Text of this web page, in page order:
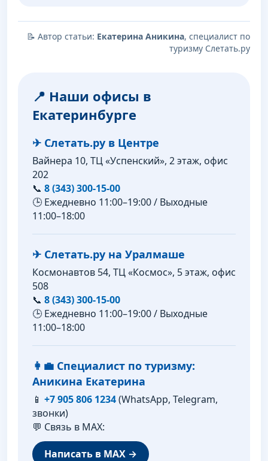
📝 Автор статьи: Екатерина Аникина, специалист по
туризму Слетать.ру
📍 Наши офисы в
Екатеринбурге
✈ Слетать.ру в Центре
Вайнера 10, ТЦ «Успенский», 2 этаж, офис
202
📞 8 (343) 300-15-00
🕒 Ежедневно 11:00–19:00 / Выходные
11:00–18:00
✈ Слетать.ру на Уралмаше
Космонавтов 54, ТЦ «Космос», 5 этаж, офис
508
📞 8 (343) 300-15-00
🕒 Ежедневно 11:00–19:00 / Выходные
11:00–18:00
👩‍💼 Специалист по туризму:
Аникина Екатерина
📱 +7 905 806 1234(WhatsApp, Telegram,
звонки)
💬 Связь в MAX:
Написать в MAX →